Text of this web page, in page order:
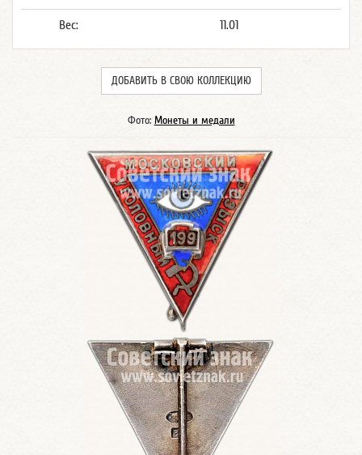
Вес: 11.01
ДОБАВИТЬ В СВОЮ КОЛЛЕКЦИЮ
Фото: Монеты и медали